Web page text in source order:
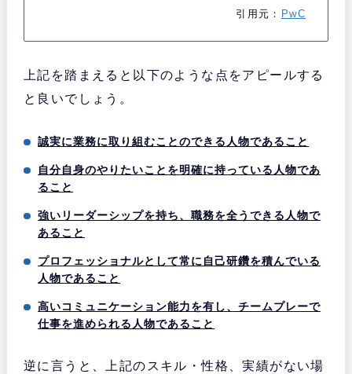
引用元： PwC
上記を踏まえると以下のような点をアピールする
と良いでしょう。
誠実に業務に取り組むことのできる人物であること
自分自身のやりたいことを明確に持っている人物であ
ること
強いリーダーシップを持ち、職務を全うできる人物で
あること
プロフェッショナルとして常に自己研鑽を積んでいる
人物であること
高いコミュニケーション能力を有し、チームプレーで
仕事を進められる人物であること
逆に言うと、上記のスキル・性格、実績がない場